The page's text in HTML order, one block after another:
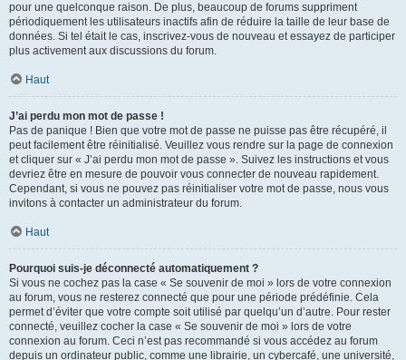
pour une quelconque raison. De plus, beaucoup de forums suppriment
périodiquement les utilisateurs inactifs afin de réduire la taille de leur base de
données. Si tel était le cas, inscrivez-vous de nouveau et essayez de participer
plus activement aux discussions du forum.
Haut
J’ai perdu mon mot de passe !
Pas de panique ! Bien que votre mot de passe ne puisse pas être récupéré, il
peut facilement être réinitialisé. Veuillez vous rendre sur la page de connexion
et cliquer sur « J’ai perdu mon mot de passe ». Suivez les instructions et vous
devriez être en mesure de pouvoir vous connecter de nouveau rapidement.
Cependant, si vous ne pouvez pas réinitialiser votre mot de passe, nous vous
invitons à contacter un administrateur du forum.
Haut
Pourquoi suis-je déconnecté automatiquement ?
Si vous ne cochez pas la case « Se souvenir de moi » lors de votre connexion
au forum, vous ne resterez connecté que pour une période prédéfinie. Cela
permet d’éviter que votre compte soit utilisé par quelqu’un d’autre. Pour rester
connecté, veuillez cocher la case « Se souvenir de moi » lors de votre
connexion au forum. Ceci n’est pas recommandé si vous accédez au forum
depuis un ordinateur public, comme une librairie, un cybercafé, une université,